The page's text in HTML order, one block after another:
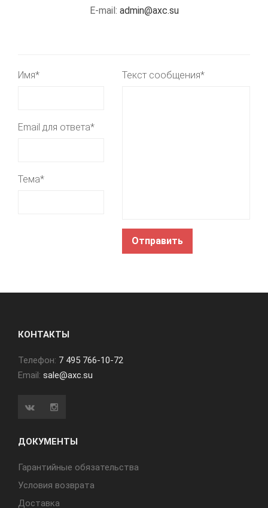
E-mail: admin@axc.su
Имя*
Email для ответа*
Тема*
Текст сообщения*
КОНТАКТЫ
Телефон: 7 495 766-10-72
Email: sale@axc.su
ДОКУМЕНТЫ
Гарантийные обязательства
Условия возврата
Доставка